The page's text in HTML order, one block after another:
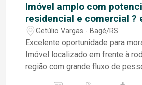
Imóvel amplo com
residencial e comercial ?
rodoviária
Getúlio Vargas - Bagé/RS
Excelente oportunidade para
Imóvel localizado em frente à
região com grande fluxo de